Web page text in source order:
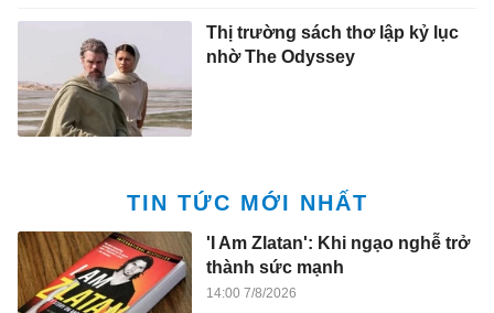
Thị trường sách thơ lập kỷ lục
nhờ The Odyssey
TIN TỨC MỚI NHẤT
'I Am Zlatan': Khi ngạo nghễ trở
thành sức mạnh
14:00 7/8/2026